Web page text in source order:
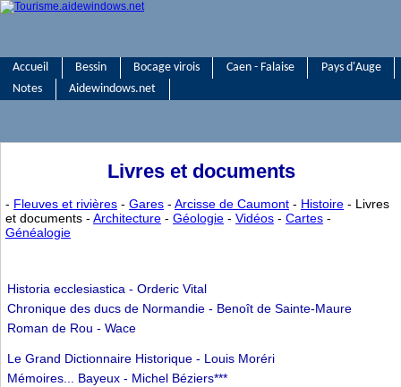
Accueil Bessin Bocage virois Caen - Falaise
Pays d'Auge
Notes
Aidewindows.net
Livres et documents
- Fleuves et rivières - Gares - Arcisse de Caumont - Histoire - Livres
et documents - Architecture - Géologie - Vidéos - Cartes -
Généalogie
Historia ecclesiastica - Orderic Vital
Chronique des ducs de Normandie - Benoît de Sainte-Maure
Roman de Rou - Wace
Le Grand Dictionnaire Historique - Louis Moréri
Mémoires... Bayeux - Michel Béziers***